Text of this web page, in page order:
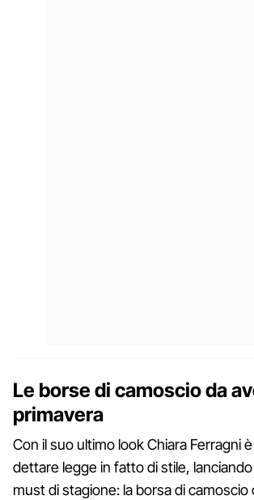
Le borse di camoscio da
primavera
Con il suo ultimo look Chiara Ferragni
dettare legge in fatto di stile, lanciando
must di stagione: la borsa di camoscio